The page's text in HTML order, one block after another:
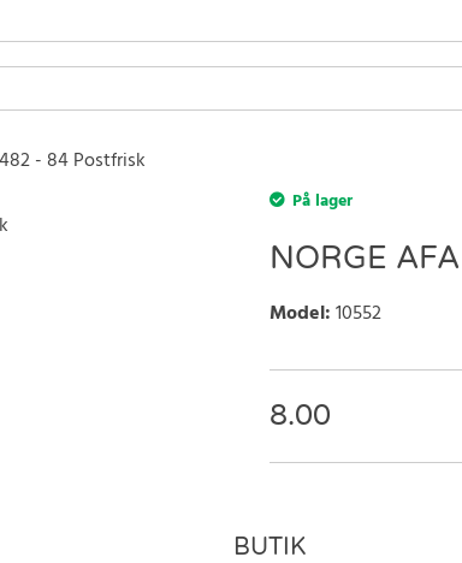
- 84 Postfrisk
På lager
NORGE
Model:10552
8.00
BUTIK